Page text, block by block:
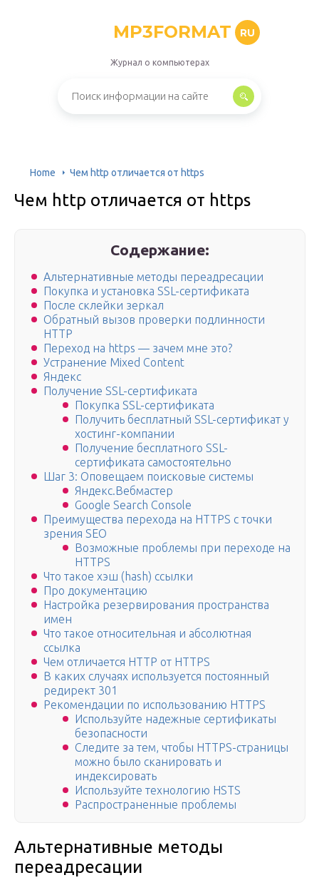
MP3FORMAT RU
Журнал о компьютерах
Home Чем http отличается от https
Чем http отличается от https
Содержание:
Альтернативные методы переадресации
Покупка и установка SSL-сертификата
После склейки зеркал
Обратный вызов проверки подлинности
HTTP
Переход на https — зачем мне это?
Устранение Mixed Content
Яндекс
Получение SSL-сертификата
Покупка SSL-сертификата
Получить бесплатный SSL-сертификат у
хостинг-компании
Получение бесплатного SSL-
сертификата самостоятельно
Шаг 3: Оповещаем поисковые системы
Яндекс.Вебмастер
Google Search Console
Преимущества перехода на HTTPS с точки
зрения SEO
Возможные проблемы при переходе на
HTTPS
Что такое хэш (hash) ссылки
Про документацию
Настройка резервирования пространства
имен
Что такое относительная и абсолютная
ссылка
Чем отличается HTTP от HTTPS
В каких случаях используется постоянный
редирект 301
Рекомендации по использованию HTTPS
Используйте надежные сертификаты
безопасности
Следите за тем, чтобы HTTPS-страницы
можно было сканировать и
индексировать
Используйте технологию HSTS
Распространенные проблемы
Альтернативные методы
переадресации